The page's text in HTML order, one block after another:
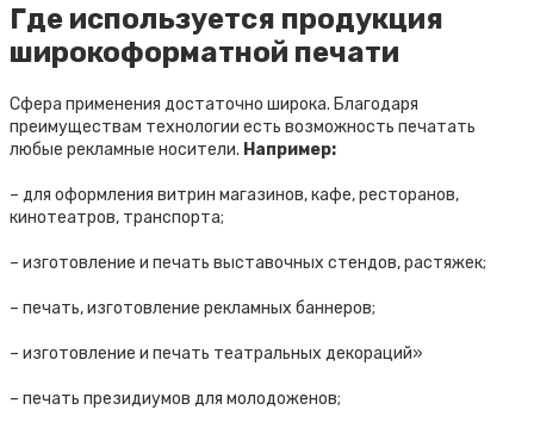
Где используется продукция
широкоформатной печати
Сфера применения достаточно широка. Благодаря
преимуществам технологии есть возможность печатать
любые рекламные носители. Например:
– для оформления витрин магазинов, кафе, ресторанов,
кинотеатров, транспорта;
– изготовление и печать выставочных стендов, растяжек;
– печать, изготовление рекламных баннеров;
– изготовление и печать театральных декораций»
– печать президиумов для молодоженов;